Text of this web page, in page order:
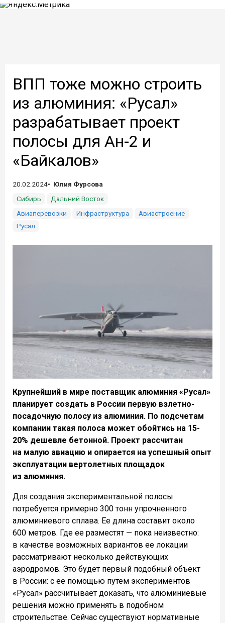
ВПП тоже можно строить
из алюминия: «Русал»
разрабатывает проект
полосы для Ан-2 и
«Байкалов»
20.02.2024
Юлия Фурсова
Сибирь
Дальний Восток
Авиаперевозки
Инфраструктура
Авиастроение
Русал
Крупнейший в мире поставщик алюминия «Русал»
планирует создать в России первую взлетно-
посадочную полосу из алюминия. По подсчетам
компании такая полоса может обойтись на 15-
20% дешевле бетонной. Проект рассчитан
на малую авиацию и опирается на успешный опыт
эксплуатации вертолетных площадок
из алюминия.
Для создания экспериментальной полосы
потребуется примерно 300 тонн упрочненного
алюминиевого сплава. Ее длина составит около
600 метров. Где ее разместят — пока неизвестно:
в качестве возможных вариантов ее локации
рассматривают несколько действующих
аэродромов. Это будет первый подобный объект
в России: с ее помощью путем экспериментов
«Русал» рассчитывает доказать, что алюминиевые
решения можно применять в подобном
строительстве. Сейчас существуют нормативные